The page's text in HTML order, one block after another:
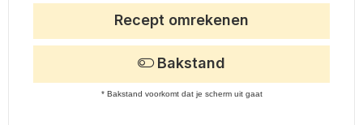
Recept omrekenen
Bakstand
* Bakstand voorkomt dat je scherm uit gaat